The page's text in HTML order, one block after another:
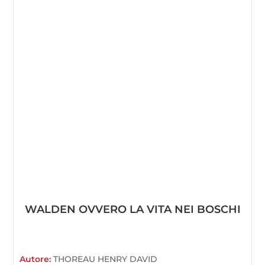
WALDEN OVVERO LA VITA NEI BOSCHI
Autore:THOREAU HENRY DAVID